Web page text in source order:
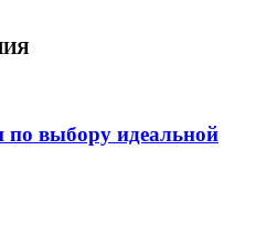
по выбору идеальной